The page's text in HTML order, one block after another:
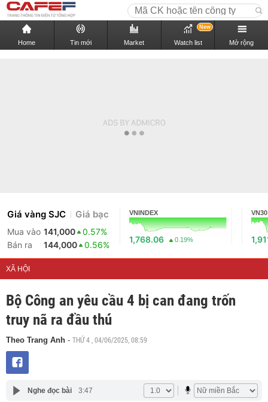
Home Tin mới Market Watch list
New
Mở rộng
Giá vàng SJC Giá bạc
Mua vào 141,000
0.57%
Bán ra
144,000 0.56%
VNINDEX
1,768.06 0.19%
VN30
XÃ HỘI
Bộ Công an yêu cầu 4 bị can đang trốn
truy nã ra đầu thú
Theo Trang Anh - THỨ 4 , 04/06/2025, 08:59
Nghe đọc bài 3:47